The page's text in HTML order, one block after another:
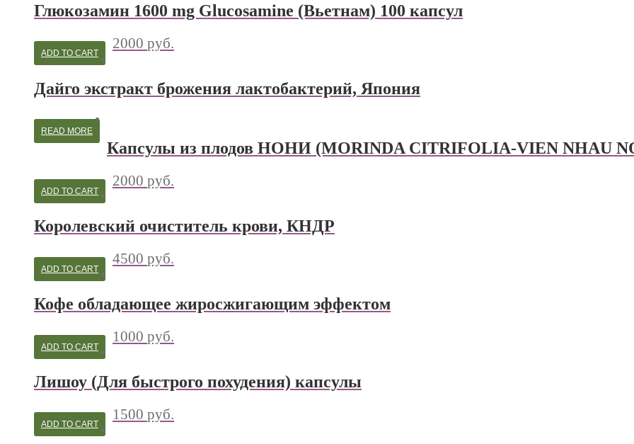
Глюкозамин 1600 mg Glucosamine (Вьетнам) 100 капсул
2000 руб.
ADD TO CART
Дайго экстракт брожения лактобактерий, Япония
READ MORE
Капсулы из плодов НОНИ (MORINDA CITRIFOLIA-VIEN NHAU
2000 руб.
ADD TO CART
Королевский очиститель крови, КНДР
4500 руб.
ADD TO CART
Кофе обладающее жиросжигающим эффектом
1000 руб.
ADD TO CART
Лишоу (Для быстрого похудения) капсулы
1500 руб.
ADD TO CART